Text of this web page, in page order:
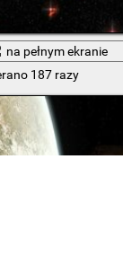
na pełnym ekranie
187 razy